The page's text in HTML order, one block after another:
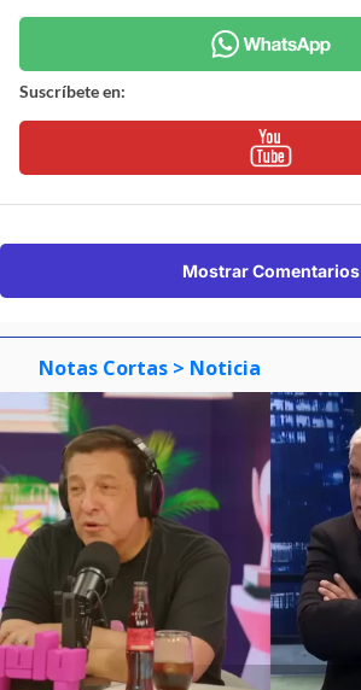
Suscríbete en:
Mostrar Comentarios
Notas Cortas > Noticia